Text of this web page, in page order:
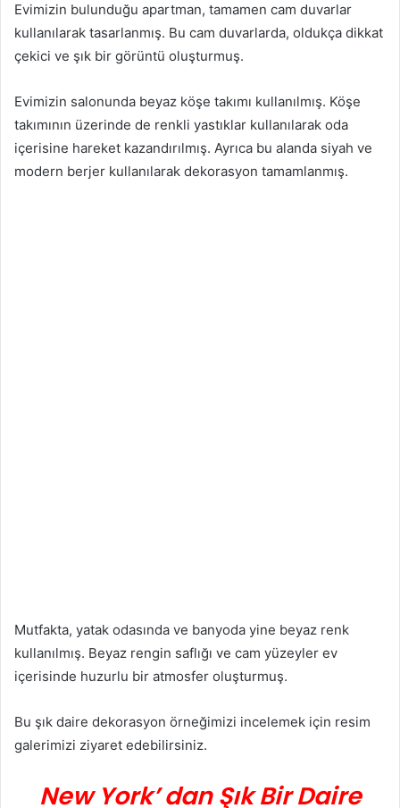
Evimizin bulunduğu apartman, tamamen cam duvarlar
kullanılarak tasarlanmış. Bu cam duvarlarda, oldukça dikkat
çekici ve şık bir görüntü oluşturmuş.
Evimizin salonunda beyaz köşe takımı kullanılmış. Köşe
takımının üzerinde de renkli yastıklar kullanılarak oda
içerisine hareket kazandırılmış. Ayrıca bu alanda siyah ve
modern berjer kullanılarak dekorasyon tamamlanmış.
Mutfakta, yatak odasında ve banyoda yine beyaz renk
kullanılmış. Beyaz rengin saflığı ve cam yüzeyler ev
içerisinde huzurlu bir atmosfer oluşturmuş.
Bu şık daire dekorasyon örneğimizi incelemek için resim
galerimizi ziyaret edebilirsiniz.
New York’ dan Şık Bir Daire